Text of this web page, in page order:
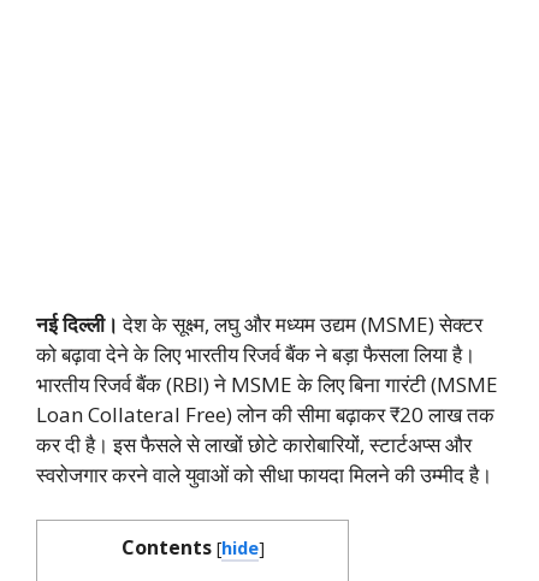
नई दिल्ली। देश के सूक्ष्म, लघु और मध्यम उद्यम (MSME) सेक्टर
को बढ़ावा देने के लिए भारतीय रिजर्व बैंक ने बड़ा फैसला लिया है।
भारतीय रिजर्व बैंक (RBI) ने MSME के लिए बिना गारंटी (MSME
Loan Collateral Free) लोन की सीमा बढ़ाकर ₹20 लाख तक
कर दी है। इस फैसले से लाखों छोटे कारोबारियों, स्टार्टअप्स और
स्वरोजगार करने वाले युवाओं को सीधा फायदा मिलने की उम्मीद है।
Contents [hide]